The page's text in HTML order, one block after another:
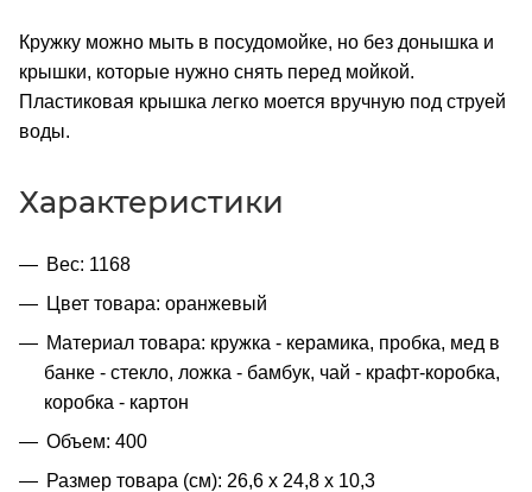
Кружку можно мыть в посудомойке, но без донышка и
крышки, которые нужно снять перед мойкой.
Пластиковая крышка легко моется вручную под струей
воды.
Характеристики
Вес: 1168
Цвет товара: оранжевый
Материал товара: кружка - керамика, пробка, мед в
банке - стекло, ложка - бамбук, чай - крафт-коробка,
коробка - картон
Объем: 400
Размер товара (см): 26,6 х 24,8 х 10,3